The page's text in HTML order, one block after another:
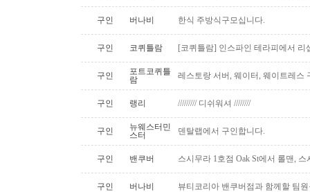
구인 버나비 한식 주방식구모십니다.
구인 코퀴틀람 [코퀴틀람] 인스파인 테라피에서 리
구인
포트코퀴틀
람
레스토랑 서버, 웨이터, 웨이트레스
구인 랭리 ///////// 디쉬워셔 ////////
구인
뉴웨스터민
스터
덴탈랩에서 구인합니다.
구인 밴쿠버 스시무라 1호점 Oak St에서 롤맨,
구인 버나비 뷰티코리아 밴쿠버점과 함께할 팀